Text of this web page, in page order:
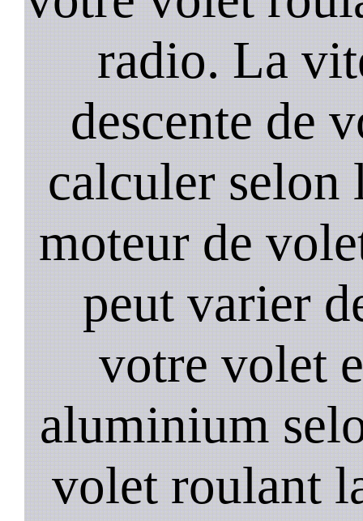
radio. La
descente de
calculer selon
moteur de
peut varier
votre volet
aluminium
volet roulant